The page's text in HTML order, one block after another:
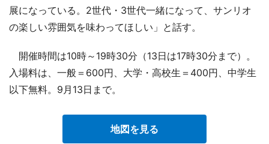
展になっている。2世代・3世代一緒になって、サンリオ
の楽しい雰囲気を味わってほしい」と話す。
開催時間は10時～19時30分（13日は17時30分まで）。
入場料は、一般＝600円、大学・高校生＝400円、中学生
以下無料。9月13日まで。
地図を見る